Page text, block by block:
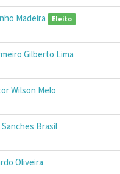
Madeira Eleito
Gilberto Lima
Wilson Melo
Brasil
Oliveira